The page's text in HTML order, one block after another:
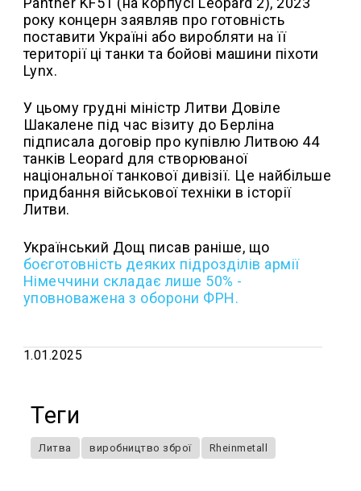
року концерн заявляв про готовність
поставити Україні або виробляти на її
території ці танки та бойові машини піхоти
Lynx.
У цьому грудні міністр Литви Довіле
Шакалене під час візиту до Берліна
підписала договір про купівлю Литвою 44
танків Leopard для створюваної
національної танкової дивізії. Це найбільше
придбання військової техніки в історії
Литви.
Український Дощ писав раніше, що
боєготовність деяких підрозділів армії
Німеччини складає лише 50% -
уповноважена з оборони ФРН.
1.01.2025
Теги
Литва виробництво зброї Rheinmetall